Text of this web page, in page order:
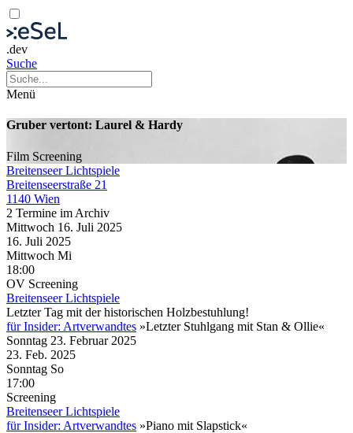
.dev
Suche
Menü
Gruber vertont: Laurel & Hardy
Film Screening
Breitenseer Lichtspiele
Breitenseerstraße 21
1140 Wien
2 Termine im Archiv
Mittwoch 16. Juli 2025
16. Juli 2025
Mittwoch Mi
18:00
OV Screening
Breitenseer Lichtspiele
Letzter Tag mit der historischen Holzbestuhlung!
für Insider: Artverwandtes »Letzter Stuhlgang mit Stan & Ollie«
Sonntag 23. Februar 2025
23. Feb. 2025
Sonntag So
17:00
Screening
Breitenseer Lichtspiele
für Insider: Artverwandtes »Piano mit Slapstick«